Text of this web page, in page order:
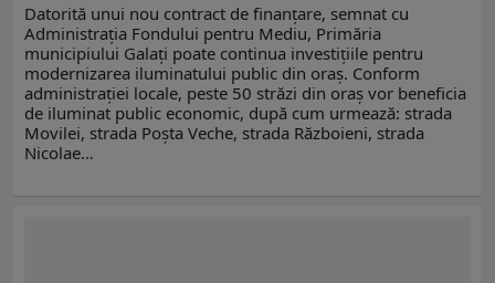
Datorită unui nou contract de finanțare, semnat cu
Administrația Fondului pentru Mediu, Primăria
municipiului Galați poate continua investițiile pentru
modernizarea iluminatului public din oraș. Conform
administraţiei locale, peste 50 străzi din oraș vor beneficia
de iluminat public economic, după cum urmează: strada
Movilei, strada Poșta Veche, strada Războieni, strada
Nicolae…